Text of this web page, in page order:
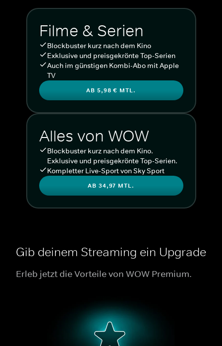
Filme & Serien
Blockbuster kurz nach dem Kino
Exklusive und preisgekrönte Top-Serien
Auch im günstigen Kombi-Abo mit Apple
TV
AB 5,98 € MTL.
Alles von WOW
Blockbuster kurz nach dem Kino.
Exklusive und preisgekrönte Top-Serien.
Kompletter Live-Sport von Sky Sport
AB 34,97 MTL.
Gib deinem Streaming ein Upgrade
Erleb jetzt die Vorteile von WOW Premium.